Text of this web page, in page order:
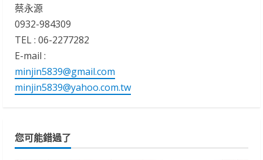
蔡永源
0932-984309
TEL : 06-2277282
E-mail :
minjin5839@gmail.com
minjin5839@yahoo.com.tw
您可能錯過了